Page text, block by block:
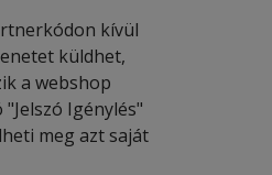
kívül
küldhet,
a webshop
Igénylés"
meg azt saját